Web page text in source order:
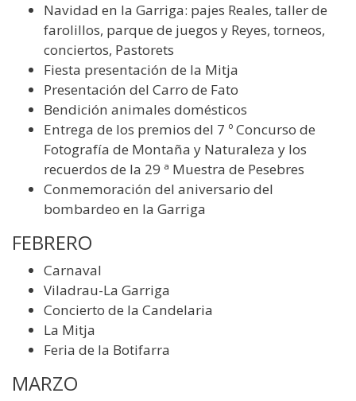
Navidad en la Garriga: pajes Reales, taller de
farolillos, parque de juegos y Reyes, torneos,
conciertos, Pastorets
Fiesta presentación de la Mitja
Presentación del Carro de Fato
Bendición animales domésticos
Entrega de los premios del 7 º Concurso de
Fotografía de Montaña y Naturaleza y los
recuerdos de la 29 ª Muestra de Pesebres
Conmemoración del aniversario del
bombardeo en la Garriga
FEBRERO
Carnaval
Viladrau-La Garriga
Concierto de la Candelaria
La Mitja
Feria de la Botifarra
MARZO